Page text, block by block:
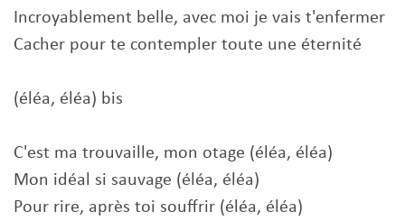
Incroyablement belle, avec moi je vais t'enfermer
Cacher pour te contempler toute une éternité
(éléa, éléa) bis
C'est ma trouvaille, mon otage (éléa, éléa)
Mon idéal si sauvage (éléa, éléa)
Pour rire, après toi souffrir (éléa, éléa)